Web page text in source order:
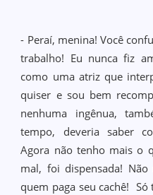
- Peraí, menina! Você
trabalho! Eu nunca fiz
como uma atriz que
quiser e sou bem
nenhuma ingênua,
tempo, deveria saber
Agora não tenho mais o
mal, foi dispensada!
quem paga seu cachê!